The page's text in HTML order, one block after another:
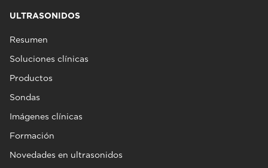
ULTRASONIDOS
Resumen
Soluciones clínicas
Productos
Sondas
Imágenes clínicas
Formación
Novedades en ultrasonidos